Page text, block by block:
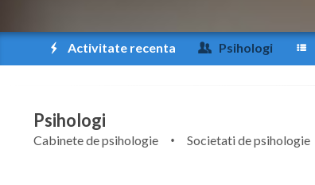
Activitate recenta Psihologi
Psihologi
Cabinete de psihologie Societati de psihologie